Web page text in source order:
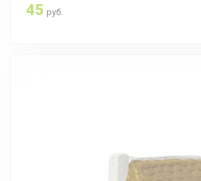
45 руб.